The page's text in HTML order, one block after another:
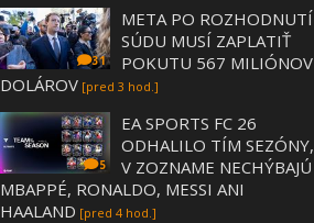
31
META PO ROZHODNUTÍ
SÚDU MUSÍ ZAPLATIŤ
POKUTU 567 MILIÓNOV
DOLÁROV [pred 3 hod.]
5
EA SPORTS FC 26
ODHALILO TÍM SEZÓNY,
V ZOZNAME NECHÝBAJÚ
MBAPPÉ, RONALDO, MESSI ANI
HAALAND [pred 4 hod.]